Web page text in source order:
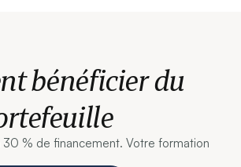
bénéficier du
30 % de financement. Votre formation